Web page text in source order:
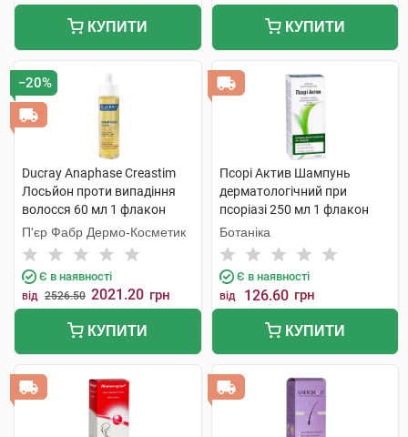
КУПИТИ КУПИТИ
−20%
Ducray Anaphase Creastim
Лосьйон проти випадіння
волосся 60 мл 1 флакон
П'єр Фабр Дермо-Косметик
Є в наявності
від 2526.50 2021.20 грн
КУПИТИ
Псорі Актив Шампунь
дерматологічний при
псоріазі 250 мл 1 флакон
Ботаніка
Є в наявності
від 126.60 грн
КУПИТИ